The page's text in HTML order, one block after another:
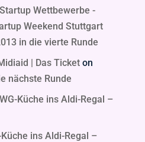
Wettbewerbe -
Weekend Stuttgart
in die vierte Runde
| Das Ticketon
nächste Runde
Küche ins Aldi-Regal –
ins Aldi-Regal –